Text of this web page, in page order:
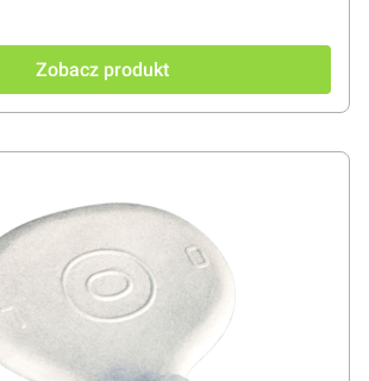
Zobacz produkt